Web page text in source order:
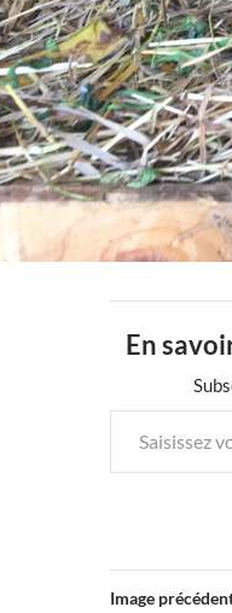
En
Saisissez votre adresse e-mail…
Image